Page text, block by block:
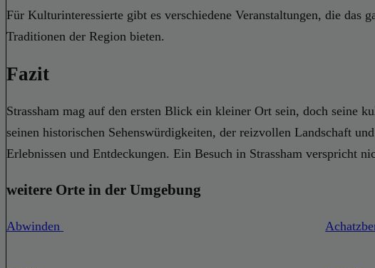
Für Kulturinteressierte gibt es verschiedene Veranstaltungen, die
Traditionen der Region bieten.
Fazit
Strassham mag auf den ersten Blick ein kleiner Ort sein, doch seine
seinen historischen Sehenswürdigkeiten, der reizvollen Landschaft
Erlebnissen und Entdeckungen. Ein Besuch in Strassham verspricht
weitere Orte in der Umgebung
Abwinden